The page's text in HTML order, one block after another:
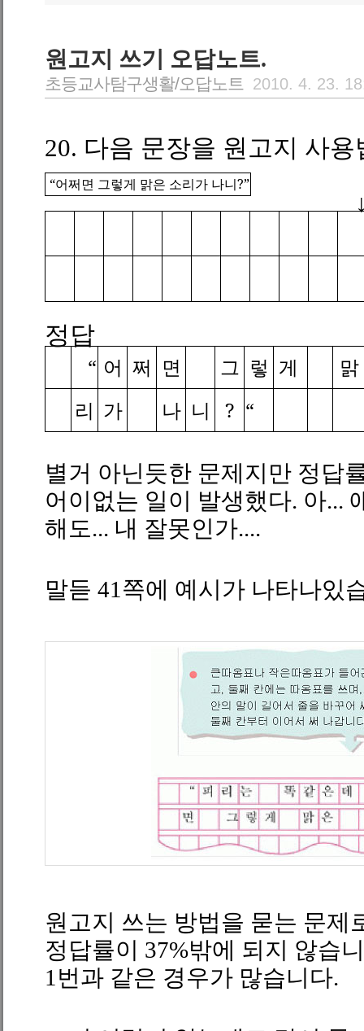
원고지 쓰기 오답노트.
초등교사탐구생활/오답노트 2010. 4. 23.
20. 다음 문장을 원고지 사
“어쩌면 그렇게 맑은 소리가 나니?”
정답
“ 어 쩌 면 그 렇 게
맑
리 가 나 니 ? “
별거 아닌듯한 문제지만 정답
어이없는 일이 발생했다. 아...
해도... 내 잘못인가....
말듣 41쪽에 예시가 나타나있
원고지 쓰는 방법을 묻는 문제
정답률이
37%밖에 되지 않습
1번과 같은 경우가 많습니다.